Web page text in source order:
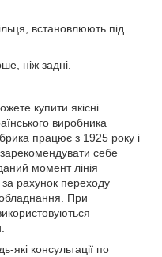
встановлюють під
ніж задні.
купити якісні
виробника
працює з 1925 року і
себе
момент лінія
рахунок переходу
При
які консультації по